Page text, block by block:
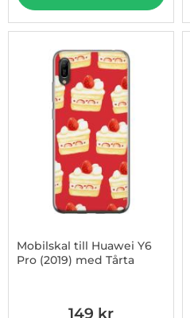
Mobilskal till Huawei Y6
Pro (2019) med Tårta
149 kr